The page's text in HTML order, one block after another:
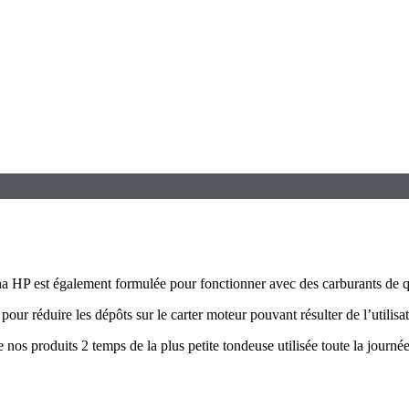
est également formulée pour fonctionner avec des carburants de
réduire les dépôts sur le carter moteur pouvant résulter de
produits 2 temps de la plus petite tondeuse utilisée toute la